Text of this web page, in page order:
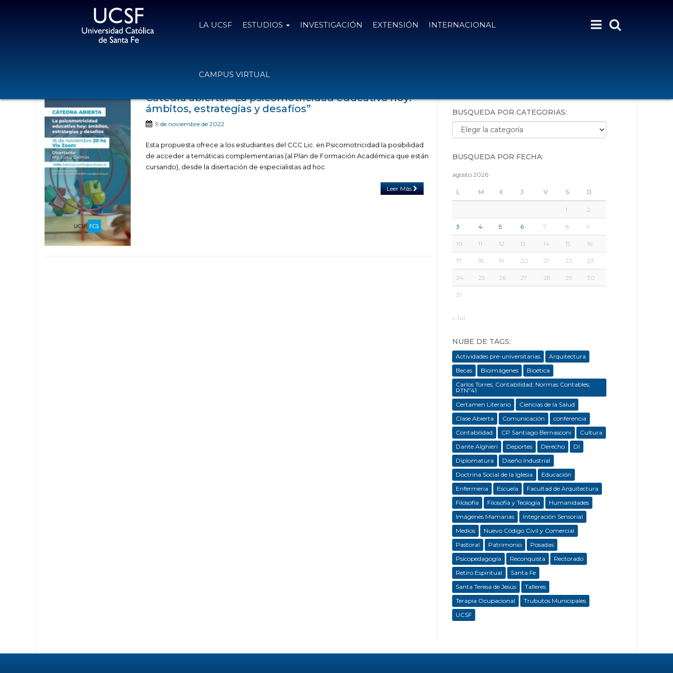
LA UCSF ESTUDIOS INVESTIGACIÓN EXTENSIÓN INTERNACIONAL
CAMPUS VIRTUAL
Cátedra abierta: “La psicomotricidad educativa hoy:
ámbitos, estrategias y desafíos”
9 de noviembre de 2022
Esta propuesta ofrece a los estudiantes del CCC Lic. en Psicomotricidad la posibilidad
de acceder a temáticas complementarias (al Plan de Formación Académica que están
cursando), desde la disertación de especialistas ad hoc.
Leer Más
BÚSQUEDA POR CATEGORÍAS:
Búsqueda por categorías:
BÚSQUEDA POR FECHA:
agosto 2026
L M X J V S D
1 2
3 4 5 6 7 8 9
10 11 12 13 14 15 16
17 18 19 20 21 22 23
24 25 26 27 28 29 30
31
« Jul
NUBE DE TAGS:
Actividades pre-universitarias
Arquitectura
Becas
Bioimágenes
Bioética
Carlos Torres; Contabilidad; Normas Contables;
RTNº41
Certamen Literario
Ciencias de la Salud
Clase Abierta
Comunicación
conferencia
Contabilidad
CP Santiago Bernasconi
Cultura
Dante Alghieri
Deportes Derecho
DI
Diplomatura
Diseño Industrial
Doctrina Social de la Iglesia
Educación
Enfermeria
Escuela
Facultad de Arquitectura
Filosofía
Filosofía y Teología
Humanidades
Imágenes Mamarias
Integración Sensorial
Medios
Nuevo Código Civil y Comercial
Pastoral
Patrimonio
Posadas
Psicopedagogía
Reconquista
Rectorado
Retiro Espiritual
Santa Fe
Santa Teresa de Jesús
Talleres
Terapia Ocupacional
Trubutos Municipales
UCSF